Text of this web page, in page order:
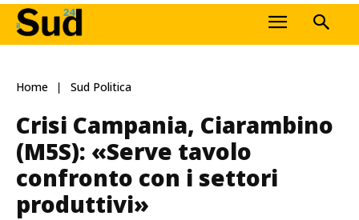
Home Sud Politica
Crisi Campania, Ciarambino
(M5S): «Serve tavolo
confronto con i settori
produttivi»